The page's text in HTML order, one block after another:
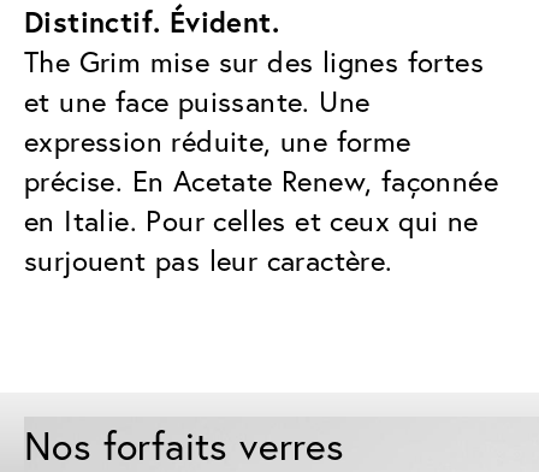
Distinctif. Évident.
The Grim mise sur des lignes fortes
et une face puissante. Une
expression réduite, une forme
précise. En Acetate Renew, façonnée
en Italie. Pour celles et ceux qui ne
surjouent pas leur caractère.
Nos forfaits verres